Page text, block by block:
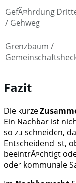
GefÃ¤hrdung
/ Gehweg
Grenzbaum /
Fazit
Die kurze
Ein Nachbar ist
so zu schneiden,
Entscheidend ist,
beeintrÃ¤chtigt
oder kommunale